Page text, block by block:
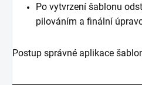
Po vytvrzení šablonu
pilováním a finální
Postup správné aplikace